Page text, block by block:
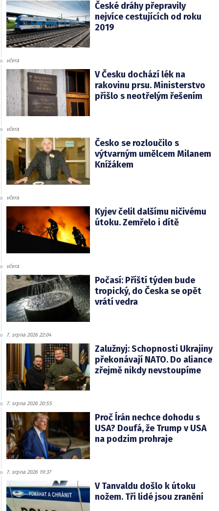
České dráhy přepravily
nejvíce cestujících od roku
2019
včera
V Česku dochází lék na
rakovinu prsu. Ministerstvo
přišlo s neotřelým řešením
včera
Česko se rozloučilo s
výtvarným umělcem Milanem
Knížákem
včera
Kyjev čelil dalšímu ničivému
útoku. Zemřelo i dítě
včera
Počasí: Příští týden bude
tropický, do Česka se opět
vrátí vedra
7. srpna 2026 22:04
Zalužnyj: Schopnosti Ukrajiny
překonávají NATO. Do aliance
zřejmě nikdy nevstoupíme
7. srpna 2026 20:55
Proč Írán nechce dohodu s
USA? Doufá, že Trump v USA
na podzim prohraje
7. srpna 2026 19:37
V Tanvaldu došlo k útoku
nožem. Tři lidé jsou zranění